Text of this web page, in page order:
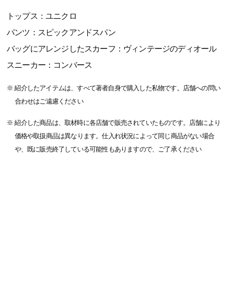
トップス：ユニクロ
パンツ：スピックアンドスパン
バッグにアレンジしたスカーフ：ヴィンテージのディオール
スニーカー：コンバース
※ 紹介したアイテムは、すべて著者自身で購入した私物です。店舗への問い
合わせはご遠慮ください
※ 紹介した商品は、取材時に各店舗で販売されていたものです。店舗により
価格や取扱商品は異なります。仕入れ状況によって同じ商品がない場合
や、既に販売終了している可能性もありますので、ご了承ください